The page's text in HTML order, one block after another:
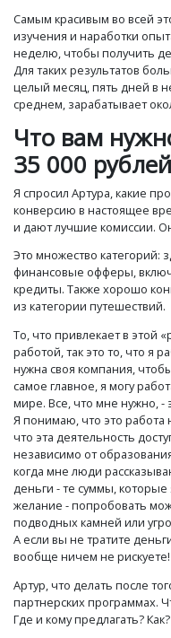
Самым красивым во всей
изучения и наработки
неделю, чтобы получить
Для таких результатов
целый месяц, пять дней в
среднем, зарабатывает
Что вам
35 000
Я спросил Артура, какие
конверсию в настоящее
и дают лучшие комиссии.
Это множество категорий:
финансовые офферы,
кредиты. Также хорошо
из категории путешествий.
То, что привлекает в этой
работой, так это то, что я
нужна своя компания,
самое главное, я могу
мире. Все, что мне нужно, -
Я понимаю, что это работа
что эта деятельность
независимо от
когда мне люди
деньги - те суммы,
желание - попробовать
подводных камней или
А если вы не тратите
вообще ничем не рискуете!
Артур, что делать после
партнерских программах.
Где и кому предлагать? Как?